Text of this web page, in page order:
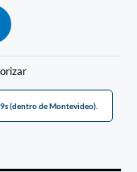
(dentro de Montevideo).